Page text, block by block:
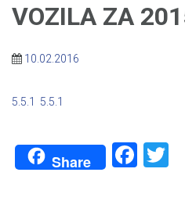
VOZILA ZA
10.02.2016
5.5.1 5.5.1
Share